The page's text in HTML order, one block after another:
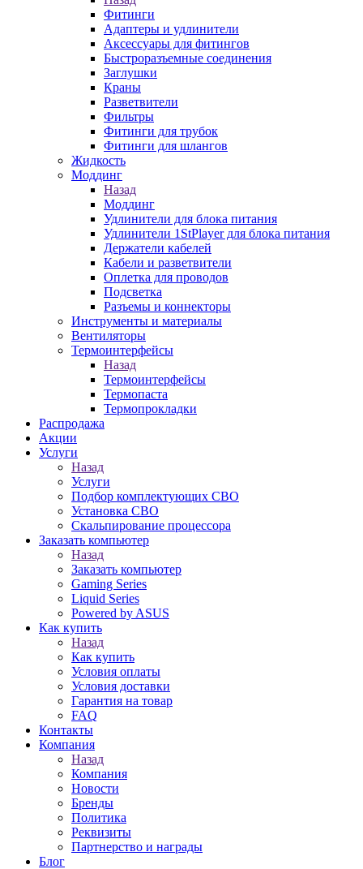
Фитинги
Адаптеры и удлинители
Аксессуары для фитингов
Быстроразъемные соединения
Заглушки
Краны
Разветвители
Фильтры
Фитинги для трубок
Фитинги для шлангов
Жидкость
Моддинг
Назад
Моддинг
Удлинители для блока питания
Удлинители 1StPlayer для блока питания
Держатели кабелей
Кабели и разветвители
Оплетка для проводов
Подсветка
Разъемы и коннекторы
Инструменты и материалы
Вентиляторы
Термоинтерфейсы
Назад
Термоинтерфейсы
Термопаста
Термопрокладки
Распродажа
Акции
Услуги
Назад
Услуги
Подбор комплектующих СВО
Установка СВО
Скальпирование процессора
Заказать компьютер
Назад
Заказать компьютер
Gaming Series
Liquid Series
Powered by ASUS
Как купить
Назад
Как купить
Условия оплаты
Условия доставки
Гарантия на товар
FAQ
Контакты
Компания
Назад
Компания
Новости
Бренды
Политика
Реквизиты
Партнерство и награды
Блог